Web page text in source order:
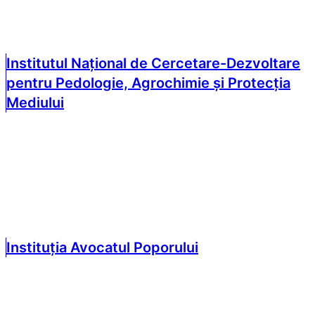
Institutul Național de Cercetare-Dezvoltare
pentru Pedologie, Agrochimie și Protecția
Mediului
Instituția Avocatul Poporului